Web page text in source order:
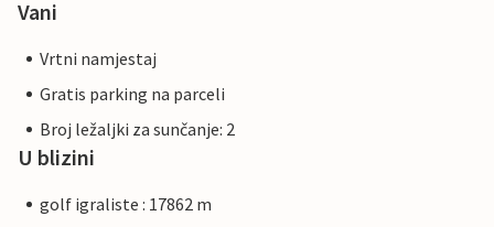
Vani
Vrtni namjestaj
Gratis parking na parceli
Broj ležaljki za sunčanje: 2
U blizini
golf igraliste : 17862 m